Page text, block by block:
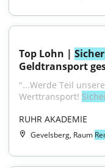
Top Lohn |
Geldtransport
"...Werde Teil
Werttransport!
RUHR AKADEMIE
Gevelsberg, Raum